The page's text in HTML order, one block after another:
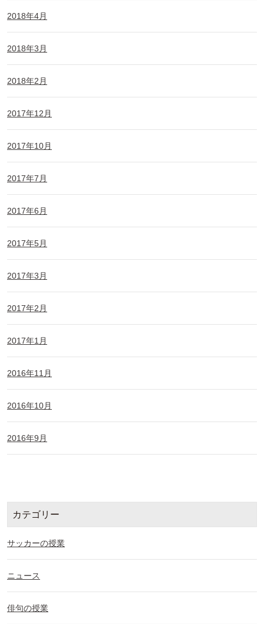
2018年4月
2018年3月
2018年2月
2017年12月
2017年10月
2017年7月
2017年6月
2017年5月
2017年3月
2017年2月
2017年1月
2016年11月
2016年10月
2016年9月
カテゴリー
サッカーの授業
ニュース
俳句の授業